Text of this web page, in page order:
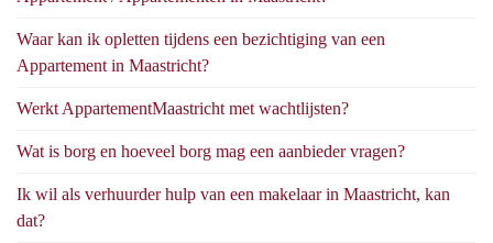
Waar kan ik opletten tijdens een bezichtiging van een
Appartement in Maastricht?
Werkt AppartementMaastricht met wachtlijsten?
Wat is borg en hoeveel borg mag een aanbieder vragen?
Ik wil als verhuurder hulp van een makelaar in Maastricht, kan
dat?